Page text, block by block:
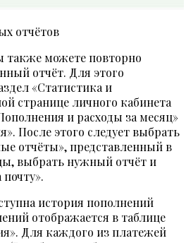
отчётов
также можете повторно
отчёт. Для этого
«Статистика и
странице личного кабинета
и расходы за месяц»
После этого следует выбрать
отчёты», представленный в
выбрать нужный отчёт и
история пополнений
отображается в таблице
Для каждого из платежей